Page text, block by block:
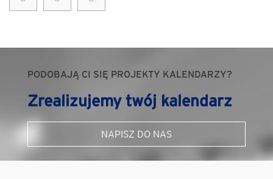
PODOBAJĄ CI SIĘ PROJEKTY KALENDARZY?
Zrealizujemy twój kalendarz
NAPISZ DO NAS